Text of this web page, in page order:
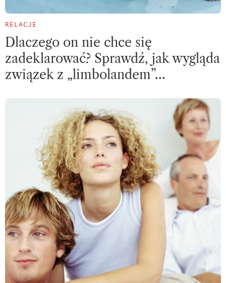
RELACJE
Dlaczego on nie chce się
zadeklarować? Sprawdź, jak wygląda
związek z „limbolandem”…